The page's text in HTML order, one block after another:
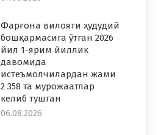
Фарғона вилояти ҳудудий
бошқармасига ўтган 2026
йил 1-ярим йиллик
давомида
истеъмолчилардан жами
2 358 та мурожаатлар
келиб тушган
06.08.2026